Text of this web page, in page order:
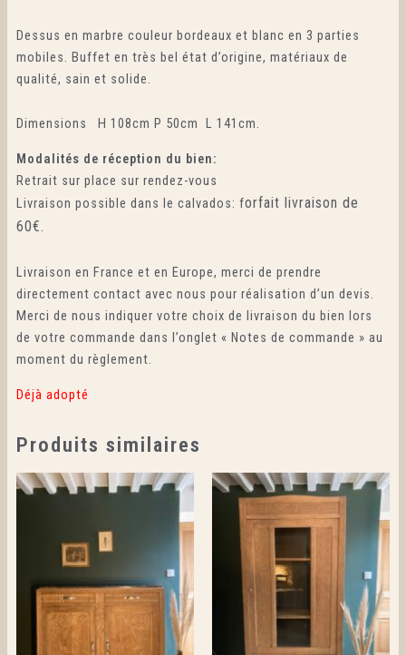
Dessus en marbre couleur bordeaux et blanc en 3 parties
mobiles. Buffet en très bel état d’origine, matériaux de
qualité, sain et solide.
Dimensions H 108cm P 50cm L 141cm.
Modalités de réception du bien:
Retrait sur place sur rendez-vous
Livraison possible dans le calvados: forfait livraison de
60€.
Livraison en France et en Europe, merci de prendre
directement contact avec nous pour réalisation d’un devis.
Merci de nous indiquer votre choix de livraison du bien lors
de votre commande dans l’onglet « Notes de commande » au
moment du règlement.
Déjà adopté
Produits similaires